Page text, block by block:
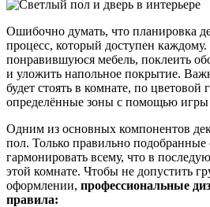
Ошибочно думать, что планировка
процесс, который доступен
понравившуюся мебель, поклеить
и уложить напольное покрытие.
будет стоять в комнате, по цветовой
определённые зоны с помощью игры
Одним из основных компонентов
пол. Только правильно подобранные
гармонировать всему, что в
этой комнате. Чтобы не допустить
оформлении, профессиональные
правила: